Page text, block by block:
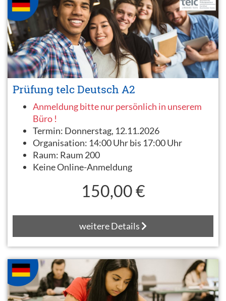
Prüfung telc Deutsch A2
Anmeldung bitte nur persönlich in unserem
Büro !
Termin: Donnerstag, 12.11.2026
Organisation: 14:00 Uhr bis 17:00 Uhr
Raum: Raum 200
Keine Online-Anmeldung
150,00 €
weitere Details